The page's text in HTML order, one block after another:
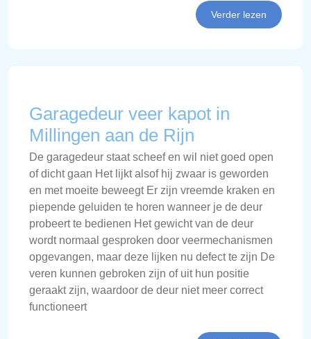
Verder lezen
Garagedeur veer kapot in
Millingen aan de Rijn
De garagedeur staat scheef en wil niet goed open
of dicht gaan Het lijkt alsof hij zwaar is geworden
en met moeite beweegt Er zijn vreemde kraken en
piepende geluiden te horen wanneer je de deur
probeert te bedienen Het gewicht van de deur
wordt normaal gesproken door veermechanismen
opgevangen, maar deze lijken nu defect te zijn De
veren kunnen gebroken zijn of uit hun positie
geraakt zijn, waardoor de deur niet meer correct
functioneert